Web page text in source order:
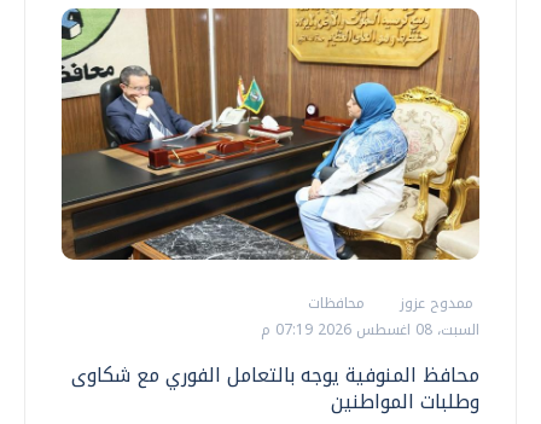
ممدوح عزوز
محافظات
السبت، 08 اغسطس 2026 07:19 م
محافظ المنوفية يوجه بالتعامل الفوري مع شكاوى
وطلبات المواطنين